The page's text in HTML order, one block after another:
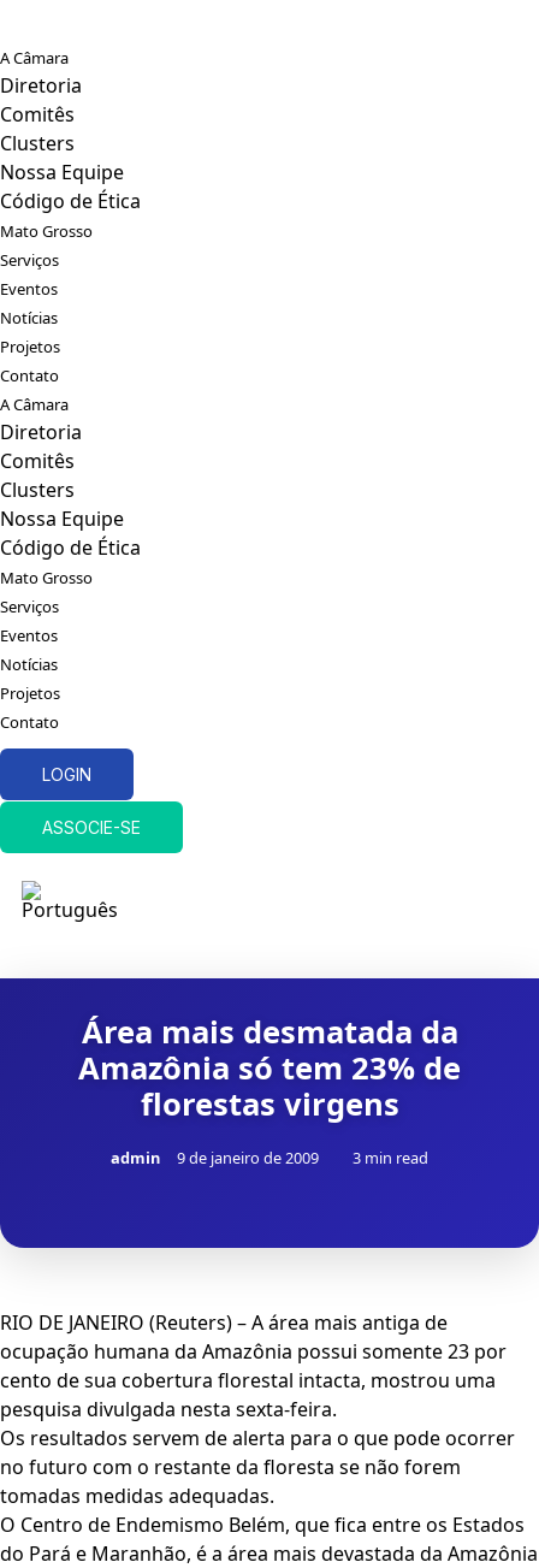
A Câmara
Diretoria
Comitês
Clusters
Nossa Equipe
Código de Ética
Mato Grosso
Serviços
Eventos
Notícias
Projetos
Contato
A Câmara
Diretoria
Comitês
Clusters
Nossa Equipe
Código de Ética
Mato Grosso
Serviços
Eventos
Notícias
Projetos
Contato
LOGIN
ASSOCIE-SE
Área mais desmatada da
Amazônia só tem 23% de
florestas virgens
admin 9 de janeiro de 2009 3 min read
RIO DE JANEIRO (Reuters) – A área mais antiga de
ocupação humana da Amazônia possui somente 23 por
cento de sua cobertura florestal intacta, mostrou uma
pesquisa divulgada nesta sexta-feira.
Os resultados servem de alerta para o que pode ocorrer
no futuro com o restante da floresta se não forem
tomadas medidas adequadas.
O Centro de Endemismo Belém, que fica entre os Estados
do Pará e Maranhão, é a área mais devastada da Amazônia